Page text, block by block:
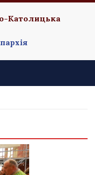
Католицька